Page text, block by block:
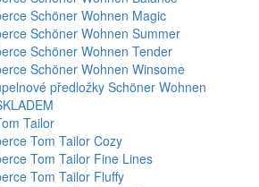
Schöner Wohnen Magic
Schöner Wohnen Summer
Schöner Wohnen Tender
Schöner Wohnen Winsome
předložky Schöner Wohnen
Tailor
Tom Tailor Cozy
Tom Tailor Fine Lines
Tom Tailor Fluffy